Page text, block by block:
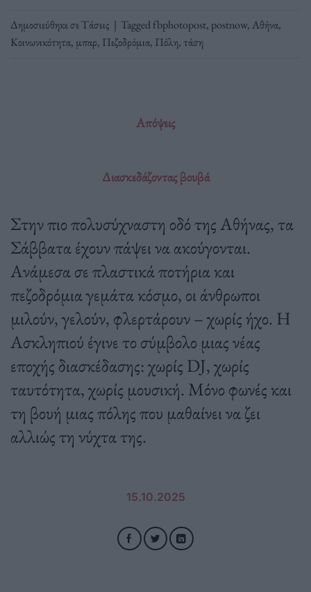
Δημοσιεύθηκε σεΤάσεις | Taggedfbphotopost, postnow,Αθήνα,
Κοινωνικότητα, μπαρ, Πεζοδρόμια, Πόλη,τάση
Απόψεις
Διασκεδάζοντας βουβά
Στην πιο πολυσύχναστη οδό της Αθήνας, τα
Σάββατα έχουν πάψει να ακούγονται.
Ανάμεσα σε πλαστικά ποτήρια και
πεζοδρόμια γεμάτα κόσμο, οι άνθρωποι
μιλούν, γελούν, φλερτάρουν – χωρίς ήχο. Η
Ασκληπιού έγινε το σύμβολο μιας νέας
εποχής διασκέδασης: χωρίς DJ, χωρίς
ταυτότητα, χωρίς μουσική. Mόνο φωνές και
τη βουή μιας πόλης που μαθαίνει να ζει
αλλιώς τη νύχτα της.
15.10.2025